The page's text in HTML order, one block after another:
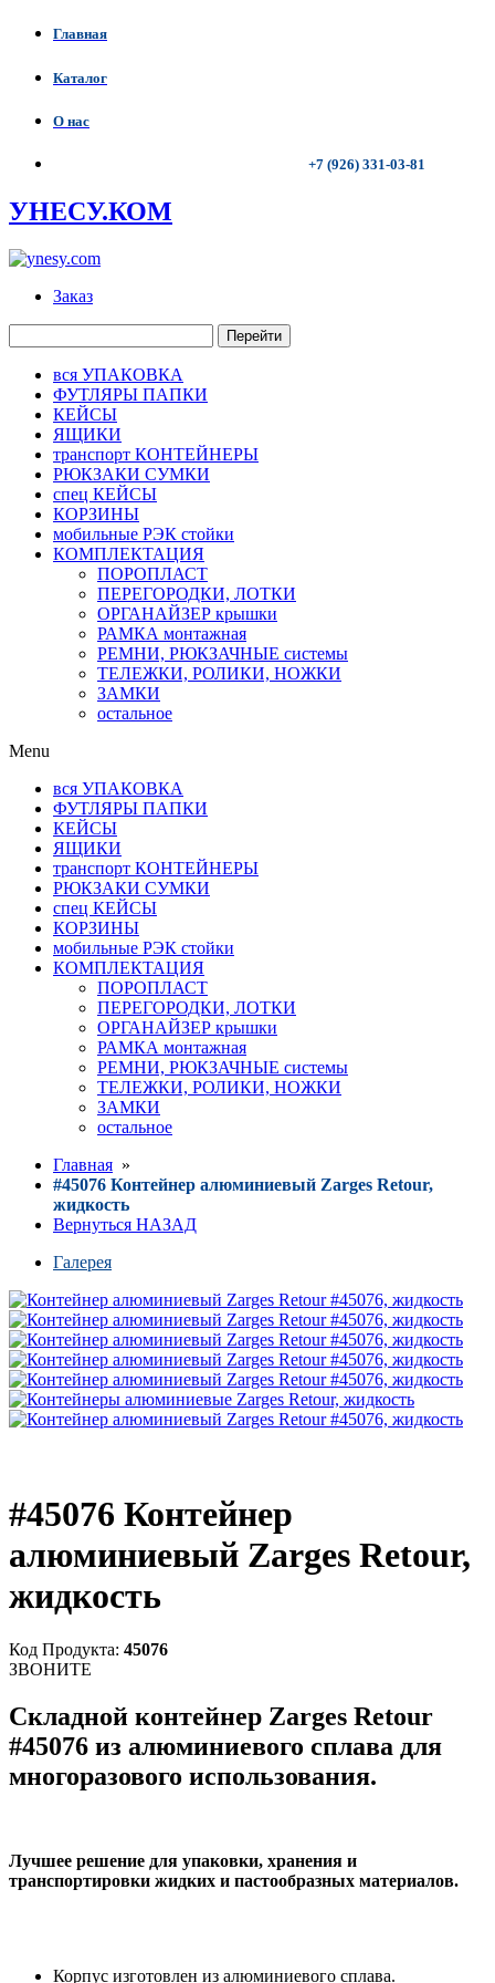
Главная
Каталог
О нас
+7 (926) 331-03-81
УНЕСУ.КОМ
Заказ
Перейти
вся УПАКОВКА
ФУТЛЯРЫ ПАПКИ
КЕЙСЫ
ЯЩИКИ
транспорт КОНТЕЙНЕРЫ
РЮКЗАКИ СУМКИ
спец КЕЙСЫ
КОРЗИНЫ
мобильные РЭК стойки
КОМПЛЕКТАЦИЯ
ПОРОПЛАСТ
ПЕРЕГОРОДКИ, ЛОТКИ
ОРГАНАЙЗЕР крышки
РАМКА монтажная
РЕМНИ, РЮКЗАЧНЫЕ системы
ТЕЛЕЖКИ, РОЛИКИ, НОЖКИ
ЗАМКИ
остальное
Menu
вся УПАКОВКА
ФУТЛЯРЫ ПАПКИ
КЕЙСЫ
ЯЩИКИ
транспорт КОНТЕЙНЕРЫ
РЮКЗАКИ СУМКИ
спец КЕЙСЫ
КОРЗИНЫ
мобильные РЭК стойки
КОМПЛЕКТАЦИЯ
ПОРОПЛАСТ
ПЕРЕГОРОДКИ, ЛОТКИ
ОРГАНАЙЗЕР крышки
РАМКА монтажная
РЕМНИ, РЮКЗАЧНЫЕ системы
ТЕЛЕЖКИ, РОЛИКИ, НОЖКИ
ЗАМКИ
остальное
Главная »
#45076 Контейнер алюминиевый Zarges Retour,
жидкость
Вернуться НАЗАД
Галерея
#45076 Контейнер
алюминиевый Zarges Retour,
жидкость
Код Продукта: 45076
ЗВОНИТЕ
Складной контейнер Zarges Retour
#45076 из алюминиевого сплава для
многоразового использования.
Лучшее решение для упаковки, хранения и
транспортировки жидких и пастообразных материалов.
Корпус изготовлен из алюминиевого сплава.